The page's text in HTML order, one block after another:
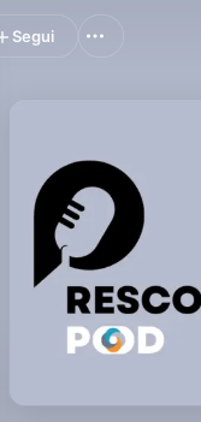
Segui